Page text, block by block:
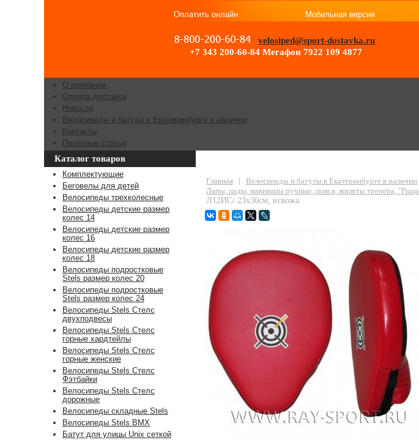
Оплатить онлайн Мобильная версия
velosiped@sport-dostavka.ru
+7 343 200-60-84 Мегафон 7922 109 4877
О компании
Оплата доставка
Новости
Велосипеды и батуты в Екатеринбурге в наличии
Контакты
Полезные статьи
Главная Велосипеды и батуты в Екатеринбурге в наличии
Лапы, пады, макивары ручные, пояса, жилеты тренера,
Л12ИС/ 23х30см, искожа
Каталог товаров
Комплектующие
Беговелы для детей
Велосипеды трехколесные
Велосипеды детские размер
колес 14
Велосипеды детские размер
колес 16
Велосипеды детские размер
колес 18
Велосипеды подростковые
Stels размер колес 20
Велосипеды подростковые
Stels размер колес 24
Велосипеды Stels Стелс
двухподвесы
Велосипеды Stels Стелс
горные хардтейлы
Велосипеды Stels Стелс
горные женские
Велосипеды Stels Стелс
Фэтбайки
Велосипеды Stels Стелс
дорожные
Велосипеды складные Stels
Велосипеды Stels BMX
Батут для улицы Unix сеткой